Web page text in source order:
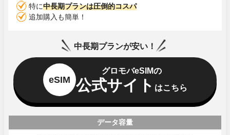
特に中長期プランは圧倒的コスパ
追加購入も簡単！
中長期プランが安い！
eSIM
グロモバeSIMの
公式サイト はこちら
データ容量